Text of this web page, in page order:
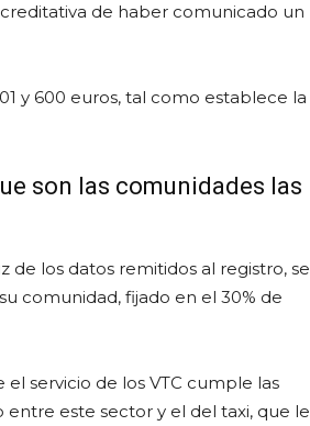
de haber comunicado un
y 600 euros, tal como establece la
son las comunidades las
de los datos remitidos al registro, se
comunidad, fijado en el 30% de
servicio de los VTC cumple las
este sector y el del taxi, que le